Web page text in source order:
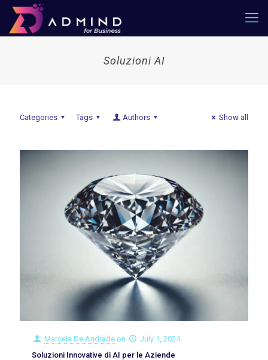
Soluzioni AI
Categories Tags Authors Show all
Marcela De Andrade on
July 1, 2024
Soluzioni Innovative di AI per le Aziende